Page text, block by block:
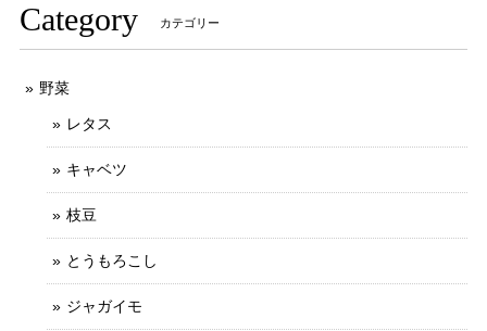
Category カテゴリー
野菜
レタス
キャベツ
枝豆
とうもろこし
ジャガイモ